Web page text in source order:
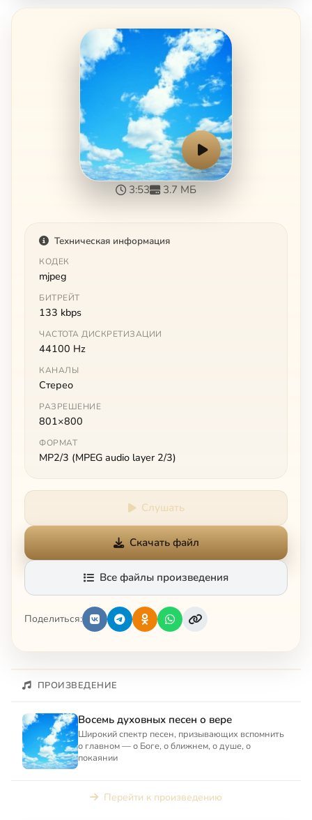
3:53 3.7 МБ
Техническая информация
КОДЕК
mjpeg
БИТРЕЙТ
133 kbps
ЧАСТОТА ДИСКРЕТИЗАЦИИ
44100 Hz
КАНАЛЫ
Стерео
РАЗРЕШЕНИЕ
801×800
ФОРМАТ
MP2/3 (MPEG audio layer 2/3)
Слушать
Скачать файл
Все файлы произведения
Поделиться:
ПРОИЗВЕДЕНИЕ
Восемь духовных песен о вере
Широкий спектр песен, призывающих вспомнить
о главном — о Боге, о ближнем, о душе, о
покаянии
Перейти к произведению